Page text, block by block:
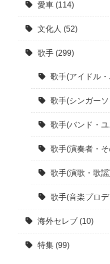
愛車 (114)
文化人 (52)
歌手 (299)
歌手(アイドル
歌手(シンガー
歌手(バンド・
歌手(演奏者・
歌手(演歌・歌
歌手(音楽プロ
海外セレブ (10)
特集 (99)